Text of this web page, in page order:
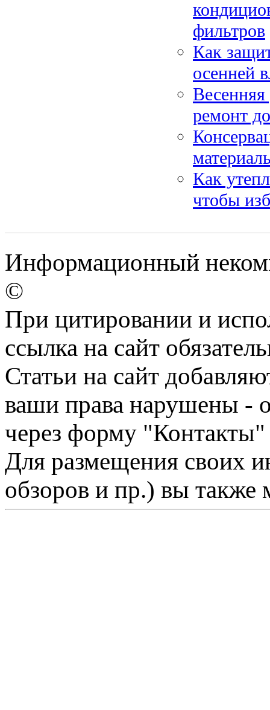
фильтров
Как
осенней
ремонт
Как
чтобы
Информационный
©
При цитировании и
ссылка на сайт
Статьи на сайт
ваши права нарушены -
через форму "Контакты"
Для размещения своих
обзоров и пр.) вы также